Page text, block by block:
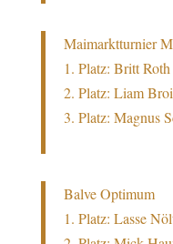
Maimarktturnier
1. Platz: Britt
2. Platz: Liam
3. Platz: Magnus
Balve Optimum
1. Platz: Lasse